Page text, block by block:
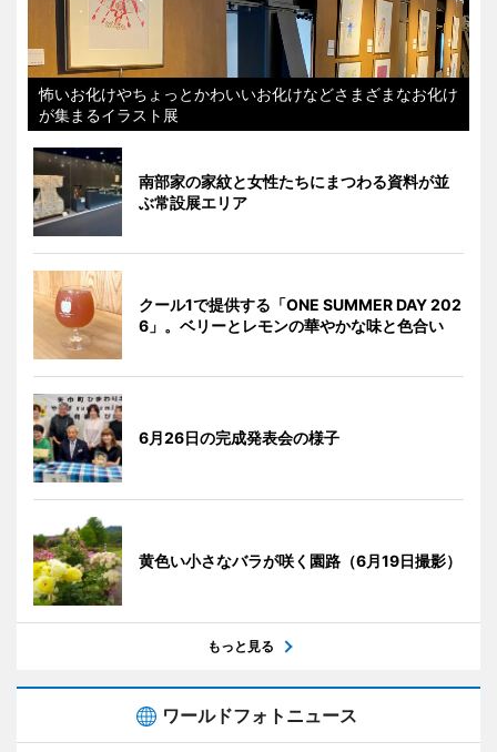
怖いお化けやちょっとかわいいお化けなどさまざまなお化け
が集まるイラスト展
南部家の家紋と女性たちにまつわる資料が並
ぶ常設展エリア
クール1で提供する「ONE SUMMER DAY 202
6」。ベリーとレモンの華やかな味と色合い
6月26日の完成発表会の様子
黄色い小さなバラが咲く園路（6月19日撮影）
もっと見る
ワールドフォトニュース